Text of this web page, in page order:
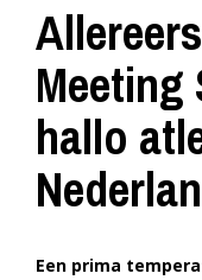
Meeting
hallo
Een prima